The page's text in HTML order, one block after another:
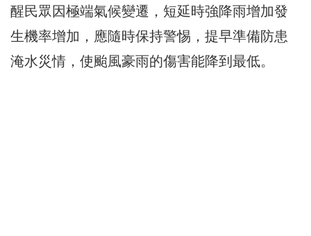
醒民眾因極端氣候變遷，短延時強降雨增加發
生機率增加，應隨時保持警惕，提早準備防患
淹水災情，使颱風豪雨的傷害能降到最低。